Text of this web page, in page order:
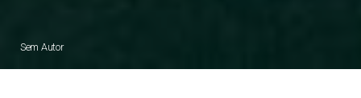
Sem Autor